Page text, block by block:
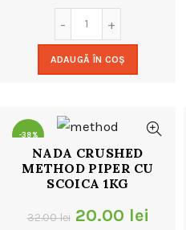
inițial
a
fost:
ADAUGĂ ÎN COȘ
-38%
NADA CRUSHED
METHOD PIPER CU
SCOICA 1KG
32.00lei Prețul
20.00 lei